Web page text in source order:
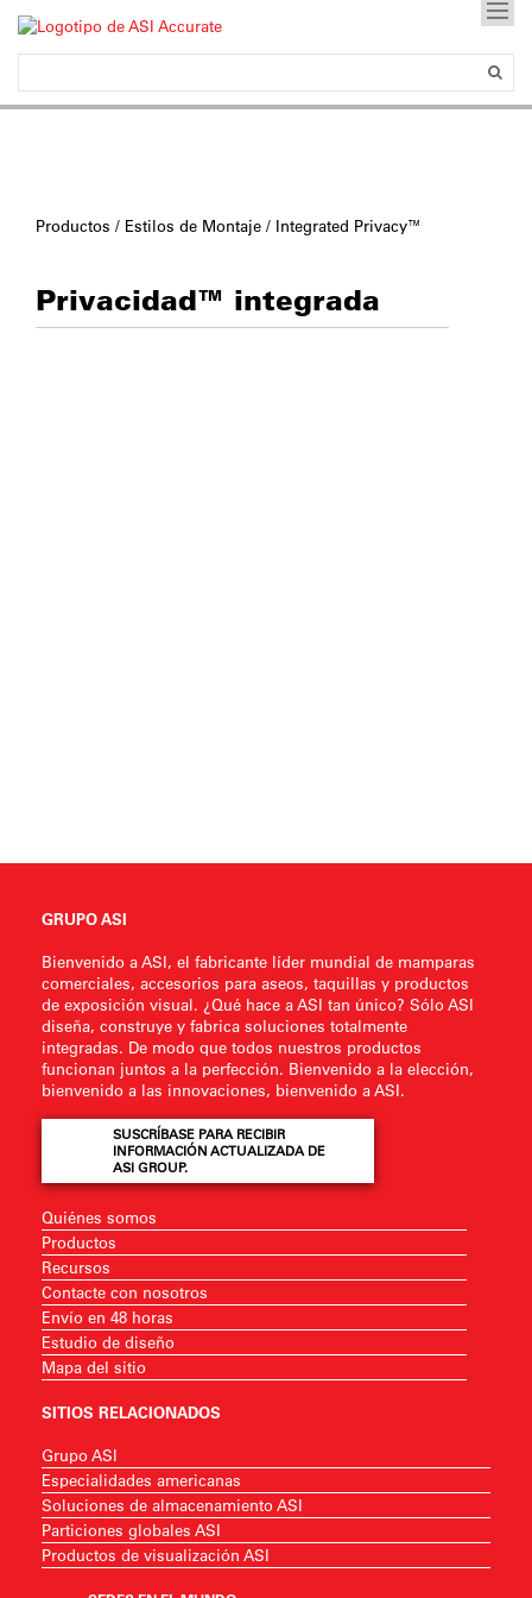
Productos / Estilos de Montaje / Integrated Privacy™
Privacidad™ integrada
GRUPO ASI
Bienvenido a ASI, el fabricante líder mundial de mamparas
comerciales, accesorios para aseos, taquillas y productos
de exposición visual. ¿Qué hace a ASI tan único? Sólo ASI
diseña, construye y fabrica soluciones totalmente
integradas. De modo que todos nuestros productos
funcionan juntos a la perfección. Bienvenido a la elección,
bienvenido a las innovaciones, bienvenido a ASI.
SUSCRÍBASE PARA RECIBIR
INFORMACIÓN ACTUALIZADA DE
ASI GROUP.
Quiénes somos
Productos
Recursos
Contacte con nosotros
Envío en 48 horas
Estudio de diseño
Mapa del sitio
SITIOS RELACIONADOS
Grupo ASI
Especialidades americanas
Soluciones de almacenamiento ASI
Particiones globales ASI
Productos de visualización ASI